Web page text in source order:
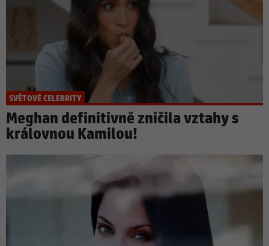
SVĚTOVÉ CELEBRITY
Meghan definitivně zničila vztahy s
královnou Kamilou!